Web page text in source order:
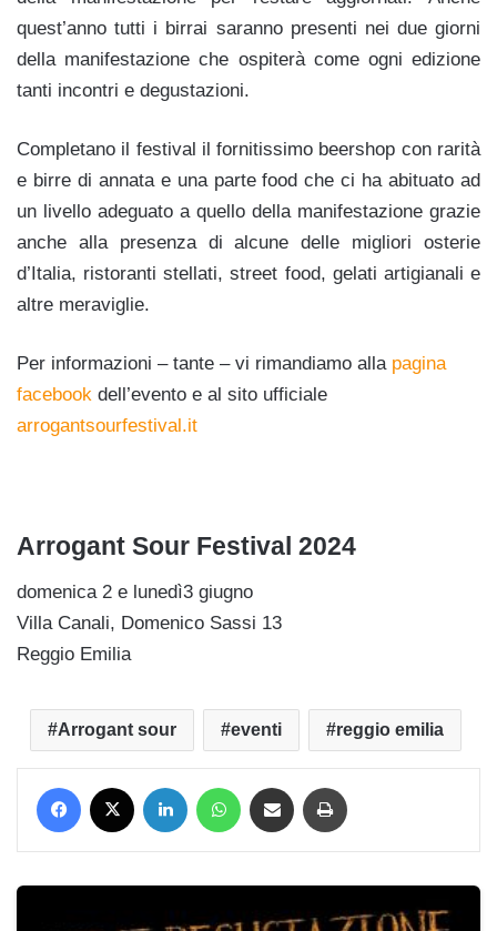
quest’anno tutti i birrai saranno presenti nei due giorni
della manifestazione che ospiterà come ogni edizione
tanti incontri e degustazioni.
Completano il festival il fornitissimo beershop con rarità
e birre di annata e una parte food che ci ha abituato ad
un livello adeguato a quello della manifestazione grazie
anche alla presenza di alcune delle migliori osterie
d’Italia, ristoranti stellati, street food, gelati artigianali e
altre meraviglie.
Per informazioni – tante – vi rimandiamo alla pagina
facebook dell’evento e al sito ufficiale
arrogantsourfestival.it
Arrogant Sour Festival 2024
domenica 2 e lunedì3 giugno
Villa Canali, Domenico Sassi 13
Reggio Emilia
Arrogant sour eventi reggio emilia
Facebook LinkedIn WhatsApp Condividi via mail